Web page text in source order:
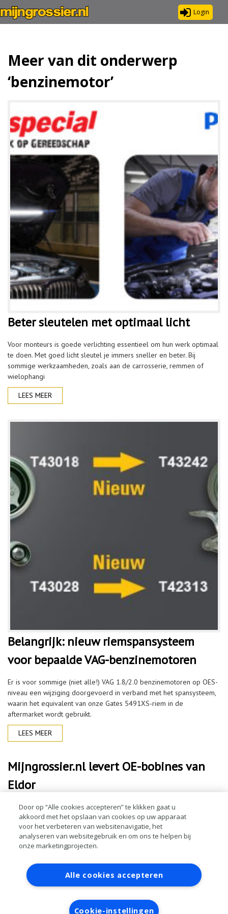
Login
Meer van dit onderwerp
‘benzinemotor’
Beter sleutelen met optimaal licht
Voor monteurs is goede verlichting essentieel om hun werk optimaal
te doen. Met goed licht sleutel je immers sneller en beter. Bij
sommige werkzaamheden, zoals aan de carrosserie, remmen of
wielophangi
LEES MEER
Belangrijk: nieuw riemspansysteem
voor bepaalde VAG-benzinemotoren
Er is voor sommige (niet alle!) VAG 1.8/2.0 benzinemotoren op OES-
niveau een wijziging doorgevoerd in verband met het spansysteem,
waarin het equivalent van onze Gates 5491XS-riem in de
aftermarket wordt gebruikt.
LEES MEER
Mijngrossier.nl levert OE-bobines van
Eldor
Er is opnieuw een reeks eerste montagedelen leverbaar bij
mijngrossier.nl: bobines van Eldor. Voor het goed functioneren van
een benzinemotor is vandaag de dag een hoogwaardig high
voltage-ontstekingssysteem een abs
Contact Account aanvragen
Inloggen
RAI bestanden
Privacy
Algemene
voorwaarden
Verwerkersovereenkomst
Door op “Alle cookies accepteren” te klikken gaat u
akkoord met het opslaan van cookies op uw apparaat
voor het verbeteren van websitenavigatie, het
analyseren van websitegebruik en om ons te helpen bij
onze marketingprojecten.
Alle cookies accepteren
Cookie-instellingen